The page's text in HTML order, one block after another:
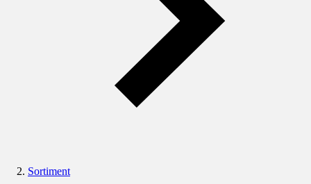
Sortiment